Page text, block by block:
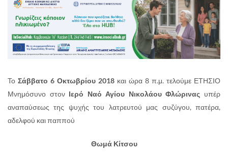
Το Σάββατο 6 Οκτωβρίου 2018 και ώρα 8 π.μ. τελούμε ΕΤΗΣΙΟ
Μνημόσυνο στον Ιερό Ναό Αγίου Νικολάου Φλώρινας υπέρ
αναπαύσεως της ψυχής του λατρευτού μας συζύγου, πατέρα,
αδελφού και παππού
Θωμά Κίτσου